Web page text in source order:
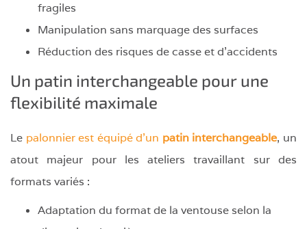
fragiles
Manipulation sans marquage des surfaces
Réduction des risques de casse et d’accidents
Un patin interchangeable pour une
flexibilité maximale
Le palonnier est équipé d’un patin interchangeable, un
atout majeur pour les ateliers travaillant sur des
formats variés :
Adaptation du format de la ventouse selon la